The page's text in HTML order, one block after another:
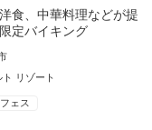
食、中華料理などが提
定バイキング
リゾート
ェス